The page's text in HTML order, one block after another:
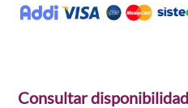
Consultar